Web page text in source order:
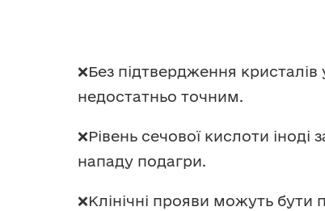
❌Без підтвердження
недостатньо точним.
❌Рівень сечової кислоти
нападу подагри.
❌Клінічні прояви можуть